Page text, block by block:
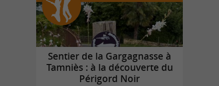
Sentier de la Gargagnasse à
Tamniès : à la découverte du
Périgord Noir